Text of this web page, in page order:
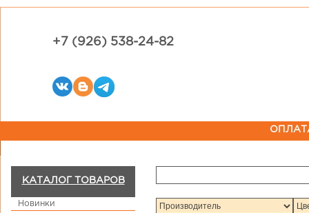
+7 (926) 538-24-82
КАТАЛОГ ТОВАРОВ
Новинки